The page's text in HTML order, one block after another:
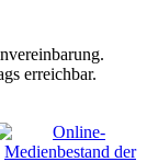
erreichbar.